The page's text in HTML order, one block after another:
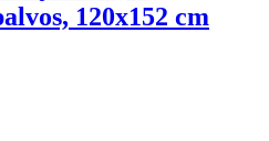
120x152 cm